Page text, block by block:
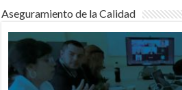
Aseguramiento de la Calidad